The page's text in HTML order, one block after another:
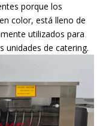
porque los
color, está lleno de
utilizados para
unidades de catering.